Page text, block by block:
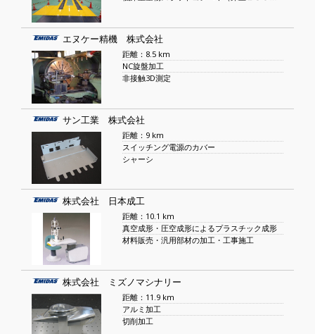
エヌケー精機 株式会社
距離：8.5 km
NC旋盤加工
非接触3D測定
サン工業 株式会社
距離：9 km
スイッチング電源のカバー
シャーシ
株式会社 日本成工
距離：10.1 km
真空成形・圧空成形によるプラスチック成形
材料販売・汎用部材の加工・工事施工
株式会社 ミズノマシナリー
距離：11.9 km
アルミ加工
切削加工